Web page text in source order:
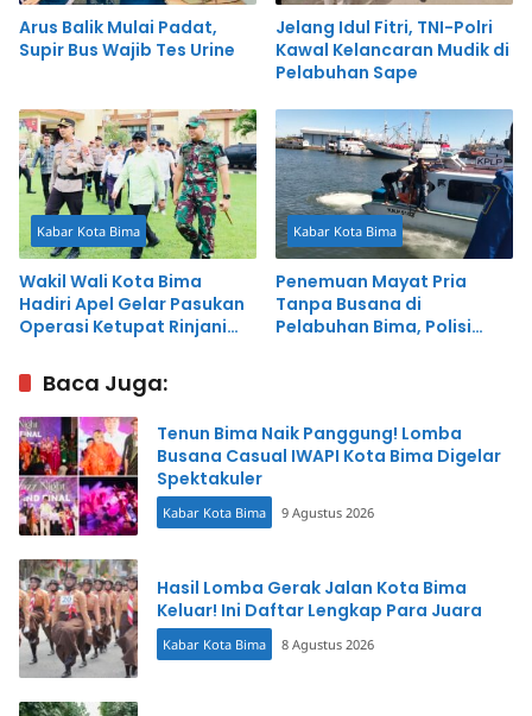
Arus Balik Mulai Padat,
Supir Bus Wajib Tes Urine
Jelang Idul Fitri, TNI-Polri
Kawal Kelancaran Mudik di
Pelabuhan Sape
Kabar Kota Bima
Wakil Wali Kota Bima
Hadiri Apel Gelar Pasukan
Operasi Ketupat Rinjani
Kabar Kota Bima
Penemuan Mayat Pria
Tanpa Busana di
Pelabuhan Bima, Polisi
Baca Juga:
Tenun Bima Naik Panggung! Lomba
Busana Casual IWAPI Kota Bima Digelar
Spektakuler
Kabar Kota Bima 9 Agustus 2026
Hasil Lomba Gerak Jalan Kota Bima
Keluar! Ini Daftar Lengkap Para Juara
Kabar Kota Bima 8 Agustus 2026